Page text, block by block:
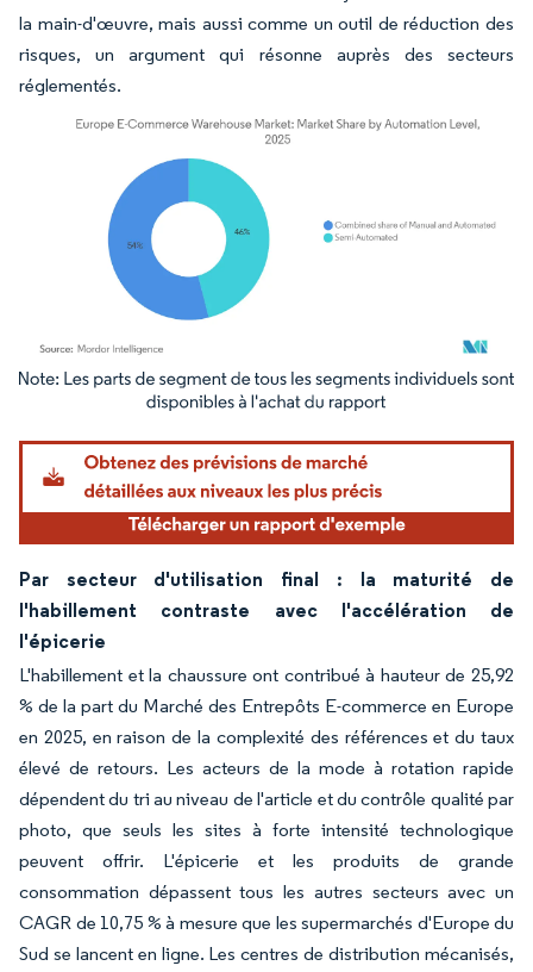
la main-d'œuvre, mais aussi comme un outil de réduction des
risques, un argument qui résonne auprès des secteurs
réglementés.
Image © Mordor Intelligence. La réutilisation nécessite une attribution sous CC BY
Par secteur d'utilisation final : la maturité de
l'habillement contraste avec l'accélération de
l'épicerie
L'habillement et la chaussure ont contribué à hauteur de 25,92
% de la part du Marché des Entrepôts E-commerce en Europe
en 2025, en raison de la complexité des références et du taux
élevé de retours. Les acteurs de la mode à rotation rapide
dépendent du tri au niveau de l'article et du contrôle qualité par
photo, que seuls les sites à forte intensité technologique
peuvent offrir. L'épicerie et les produits de grande
consommation dépassent tous les autres secteurs avec un
CAGR de 10,75 % à mesure que les supermarchés d'Europe du
Sud se lancent en ligne. Les centres de distribution mécanisés,